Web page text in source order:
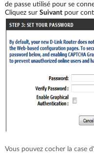
de passe utilisé pour se
Cliquez sur Suivant pour
Vous pouvez cocher la case